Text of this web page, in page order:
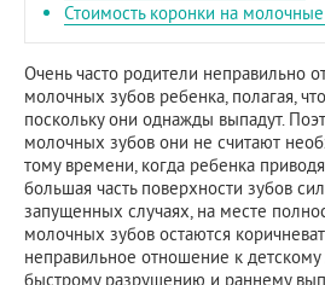
Стоимость коронки на
Очень часто родители неправильно
молочных зубов ребенка, полагая,
поскольку они однажды выпадут.
молочных зубов они не считают
тому времени, когда ребенка
большая часть поверхности зубов
запущенных случаях, на месте
молочных зубов остаются
неправильное отношение к
быстрому разрушению и раннему